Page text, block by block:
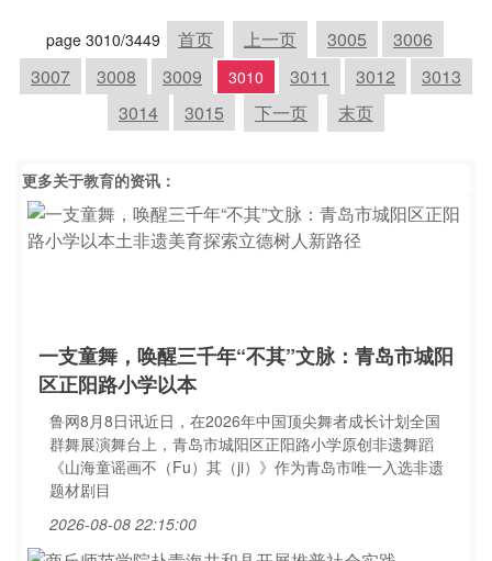
page 3010/3449 首页 上一页 3005
3006
3007
3008 3009 3010 3011 3012
3013
3014
3015 下一页 末页
更多关于教育的资讯：
一支童舞，唤醒三千年“不其”文脉：青岛市城阳
区正阳路小学以本
鲁网8月8日讯近日，在2026年中国顶尖舞者成长计划全国
群舞展演舞台上，青岛市城阳区正阳路小学原创非遗舞蹈
《山海童谣画不（Fu）其（ji）》作为青岛市唯一入选非遗
题材剧目
2026-08-08 22:15:00